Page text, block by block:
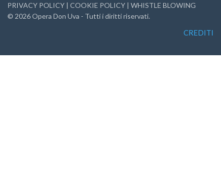
PRIVACY POLICY | COOKIE POLICY | WHISTLE BLOWING
© 2026Opera Don Uva - Tutti i diritti riservati.
CREDITI